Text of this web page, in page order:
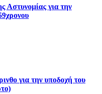
Αστυνομίας για την
για την υποδοχή του